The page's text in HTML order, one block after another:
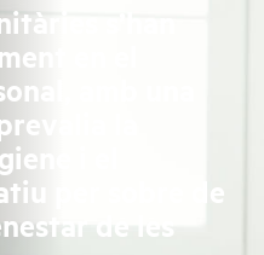
s’han
en el
amb una
la
i el
per sobre de
de les